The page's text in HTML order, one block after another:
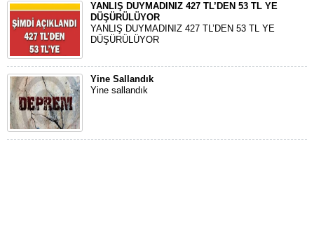
YANLIŞ DUYMADINIZ 427 TL’DEN 53 TL YE
DÜŞÜRÜLÜYOR
YANLIŞ DUYMADINIZ 427 TL’DEN 53 TL YE
DÜŞÜRÜLÜYOR
Yine Sallandık
Yine sallandık